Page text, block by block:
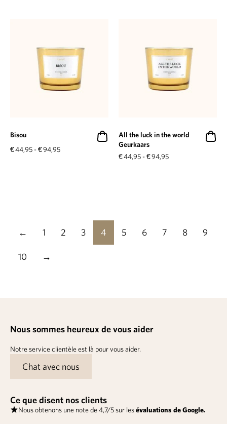
Bisou
€44,95 -€94,95
All the luck in the world
Geurkaars
€44,95 -€94,95
← 1 2 3 4 5 6 7 8 9
10 →
Nous sommes heureux de vous aider
Notre service clientèle est là pour vous aider.
Chat avec nous
Ce que disent nos clients
Nous obtenons une note de 4,7/5 sur lesévaluations de Google.